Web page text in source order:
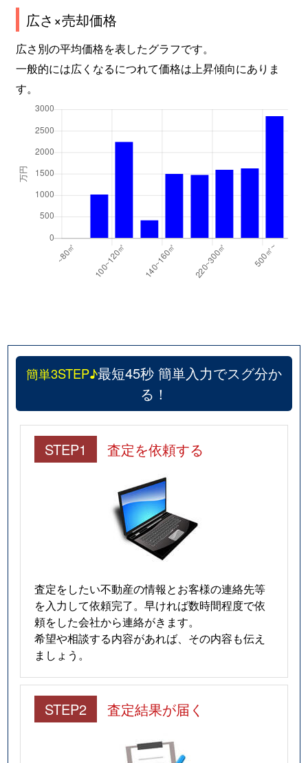
広さ×売却価格
広さ別の平均価格を表したグラフです。
一般的には広くなるにつれて価格は上昇傾向にありま
す。
簡単3STEP♪最短45秒 簡単入力でスグ分か
る！
STEP1 査定を依頼する
査定をしたい不動産の情報とお客様の連絡先等
を入力して依頼完了。早ければ数時間程度で依
頼をした会社から連絡がきます。
希望や相談する内容があれば、その内容も伝え
ましょう。
STEP2 査定結果が届く